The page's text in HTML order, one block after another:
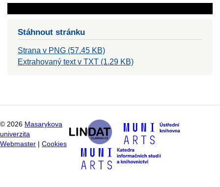
Stáhnout stránku
Strana v PNG (57.45 KB)
Extrahovaný text v TXT (1.29 KB)
© 2026 Masarykova
univerzita
Webmaster
Cookies